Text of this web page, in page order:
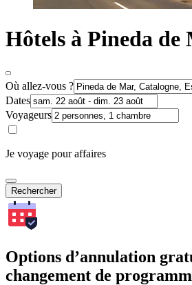
Hôtels à Pineda de
Où allez-vous ?
Dates
Voyageurs
Je voyage pour affaires
Rechercher
Options d’annulation
changement de